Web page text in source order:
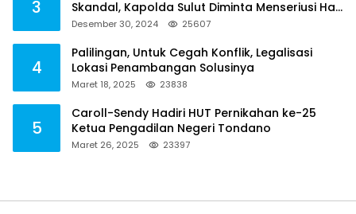
3
Skandal, Kapolda Sulut Diminta Menseriusi Hal
ini
Desember 30, 2024 25607
4
Palilingan, Untuk Cegah Konflik, Legalisasi
Lokasi Penambangan Solusinya
Maret 18, 2025 23838
5
Caroll-Sendy Hadiri HUT Pernikahan ke-25
Ketua Pengadilan Negeri Tondano
Maret 26, 2025 23397